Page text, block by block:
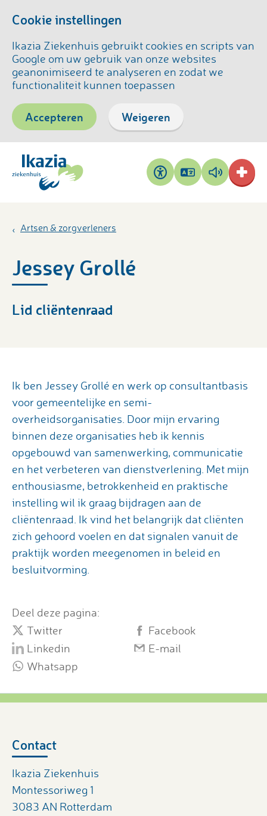
Cookie instellingen
Ikazia Ziekenhuis gebruikt cookies en scripts van
Google om uw gebruik van onze websites
geanonimiseerd te analyseren en zodat we
functionaliteit kunnen toepassen
Accepteren Weigeren
Toegankelijkheid
Pagina
vertalen
Pagina
voorlezen
Artsen & zorgverleners
Jessey Grollé
Lid cliëntenraad
Ik ben Jessey Grollé en werk op consultantbasis
voor gemeentelijke en semi-
overheidsorganisaties. Door mijn ervaring
binnen deze organisaties heb ik kennis
opgebouwd van samenwerking, communicatie
en het verbeteren van dienstverlening. Met mijn
enthousiasme, betrokkenheid en praktische
instelling wil ik graag bijdragen aan de
cliëntenraad. Ik vind het belangrijk dat cliënten
zich gehoord voelen en dat signalen vanuit de
praktijk worden meegenomen in beleid en
besluitvorming.
Deel deze pagina:
Twitter
Facebook
Linkedin
E-mail
Whatsapp
Contact
Ikazia Ziekenhuis
Montessoriweg 1
3083 AN Rotterdam